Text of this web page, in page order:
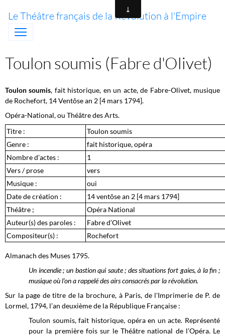
Le Théâtre français de la Révolution à l'Empire
Toulon soumis (Fabre d'Olivet)
Toulon soumis, fait historique, en un acte, de Fabre-Olivet, musique
de Rochefort, 14 Ventôse an 2 [4 mars 1794].
Opéra-National, ou Théâtre des Arts.
Titre :
Toulon soumis
Genre :
fait historique, opéra
Nombre d'actes :
1
Vers / prose
vers
Musique :
oui
Date de création :
14 ventôse an 2 [4 mars 1794]
Théâtre ;
Opéra National
Auteur(s) des paroles :
Fabre d’Olivet
Compositeur(s) :
Rochefort
Almanach des Muses 1795.
Un incendie ; un bastion qui saute ; des situations fort gaies, à la fin ;
musique où l'on a rappelé des airs consacrés par la révolution.
Sur la page de titre de la brochure, à Paris, de l'Imprimerie de P. de
Lormel, 1794, l’an deuxième de la République Française :
Toulon soumis, fait historique, opéra en un acte. Représenté
pour la première fois sur le Théâtre national de l’Opéra. Le